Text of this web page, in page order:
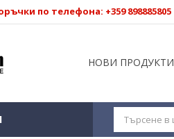
по телефона: +359 898885805
НОВИ ПРОДУКТИ